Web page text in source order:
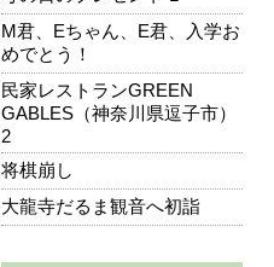
M君、Eちゃん、E君、入学お
めでとう！
民家レストランGREEN
GABLES（神奈川県逗子市）
2
将棋崩し
大龍寺だるま観音へ初詣